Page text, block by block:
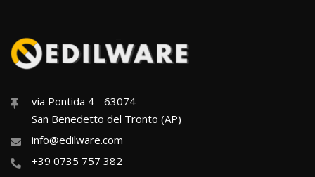
via Pontida 4 - 63074
San Benedetto del Tronto (AP)
info@edilware.com
+39 0735 757 382